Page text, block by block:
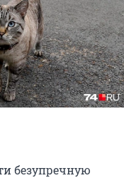
безупречную